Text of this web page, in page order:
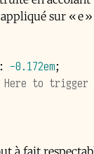
sur « e »
-0.172em;
to trigger
à fait